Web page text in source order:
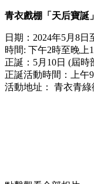
青衣戲棚「天后寶誕
日期：2024年5月8日
時間: 下午2時至晚上
正誕：5月10日 (屆
正誕活動時間：上午
活動地址： 青衣青綠